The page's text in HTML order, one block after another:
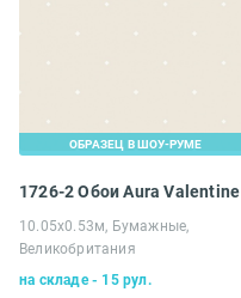
ОБРАЗЕЦ В ШОУ-РУМЕ
1726-2 Обои Aura Valentine
10.05х0.53м, Бумажные,
Великобритания
на складе - 15 рул.